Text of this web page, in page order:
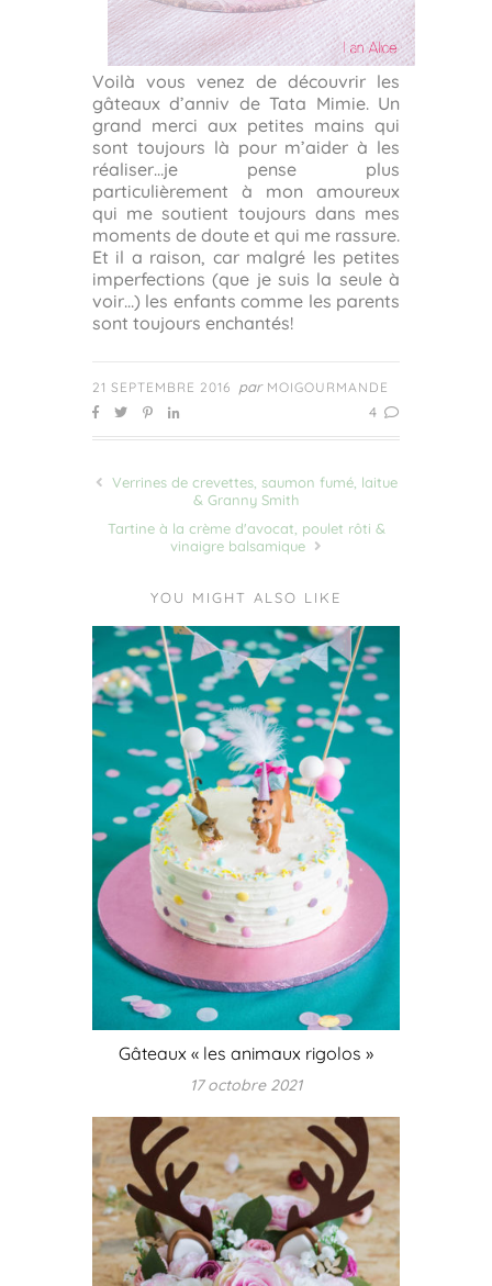
Voilà vous venez de découvrir les
gâteaux d’anniv de Tata Mimie. Un
grand merci aux petites mains qui
sont toujours là pour m’aider à les
réaliser…je pense plus
particulièrement à mon amoureux
qui me soutient toujours dans mes
moments de doute et qui me rassure.
Et il a raison, car malgré les petites
imperfections (que je suis la seule à
voir…) les enfants comme les parents
sont toujours enchantés!
21 SEPTEMBRE 2016 par MOIGOURMANDE
4
Verrines de crevettes, saumon fumé, laitue
& Granny Smith
Tartine à la crème d'avocat, poulet rôti &
vinaigre balsamique
YOU MIGHT ALSO LIKE
Gâteaux « les animaux rigolos »
17 octobre 2021